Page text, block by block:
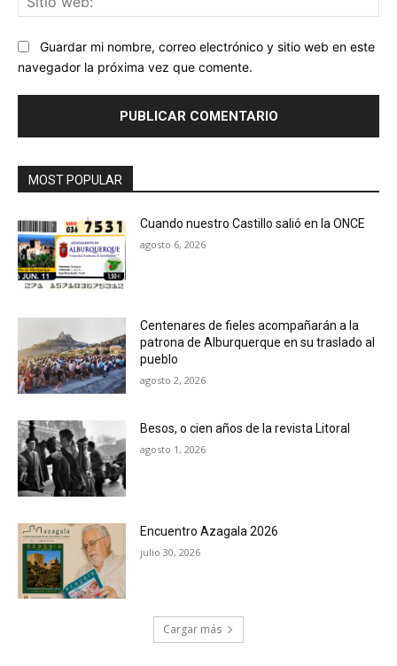
Guardar mi nombre, correo electrónico y sitio web en este
navegador la próxima vez que comente.
MOST POPULAR
Cuando nuestro Castillo salió en la ONCE
agosto 6, 2026
Centenares de fieles acompañarán a la
patrona de Alburquerque en su traslado al
pueblo
agosto 2, 2026
Besos, o cien años de la revista Litoral
agosto 1, 2026
Encuentro Azagala 2026
julio 30, 2026
Cargar más